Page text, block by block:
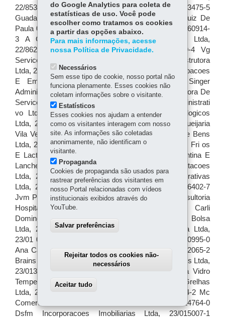
do Google Analytics para coleta de
estatísticas de uso. Você pode
escolher como tratamos os cookies
a partir das opções abaixo.
Para mais informações, acesse
nossa Política de Privacidade.
Necessários
Sem esse tipo de cookie, nosso portal não
funciona plenamente. Esses cookies não
coletam informações sobre o visitante.
Estatísticos
Esses cookies nos ajudam a entender
como os visitantes interagem com nosso
site. As informações são coletadas
anonimamente, não identificam o
visitante.
Propaganda
Cookies de propaganda são usados para
rastrear preferências dos visitantes em
nosso Portal relacionadas com vídeos
institucionais exibidos através do
YouTube.
Salvar preferências
Rejeitar todos os cookies não-
necessários
Aceitar tudo